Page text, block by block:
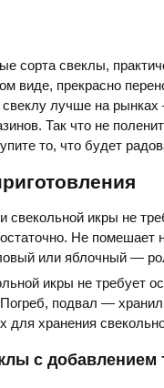
сорта свеклы,
виде, прекрасно
свеклу лучше на
Так что не
то, что будет
свекольной икры не
Не помешает
или яблочный —
икры не требует
подвал —
для хранения
с добавлением